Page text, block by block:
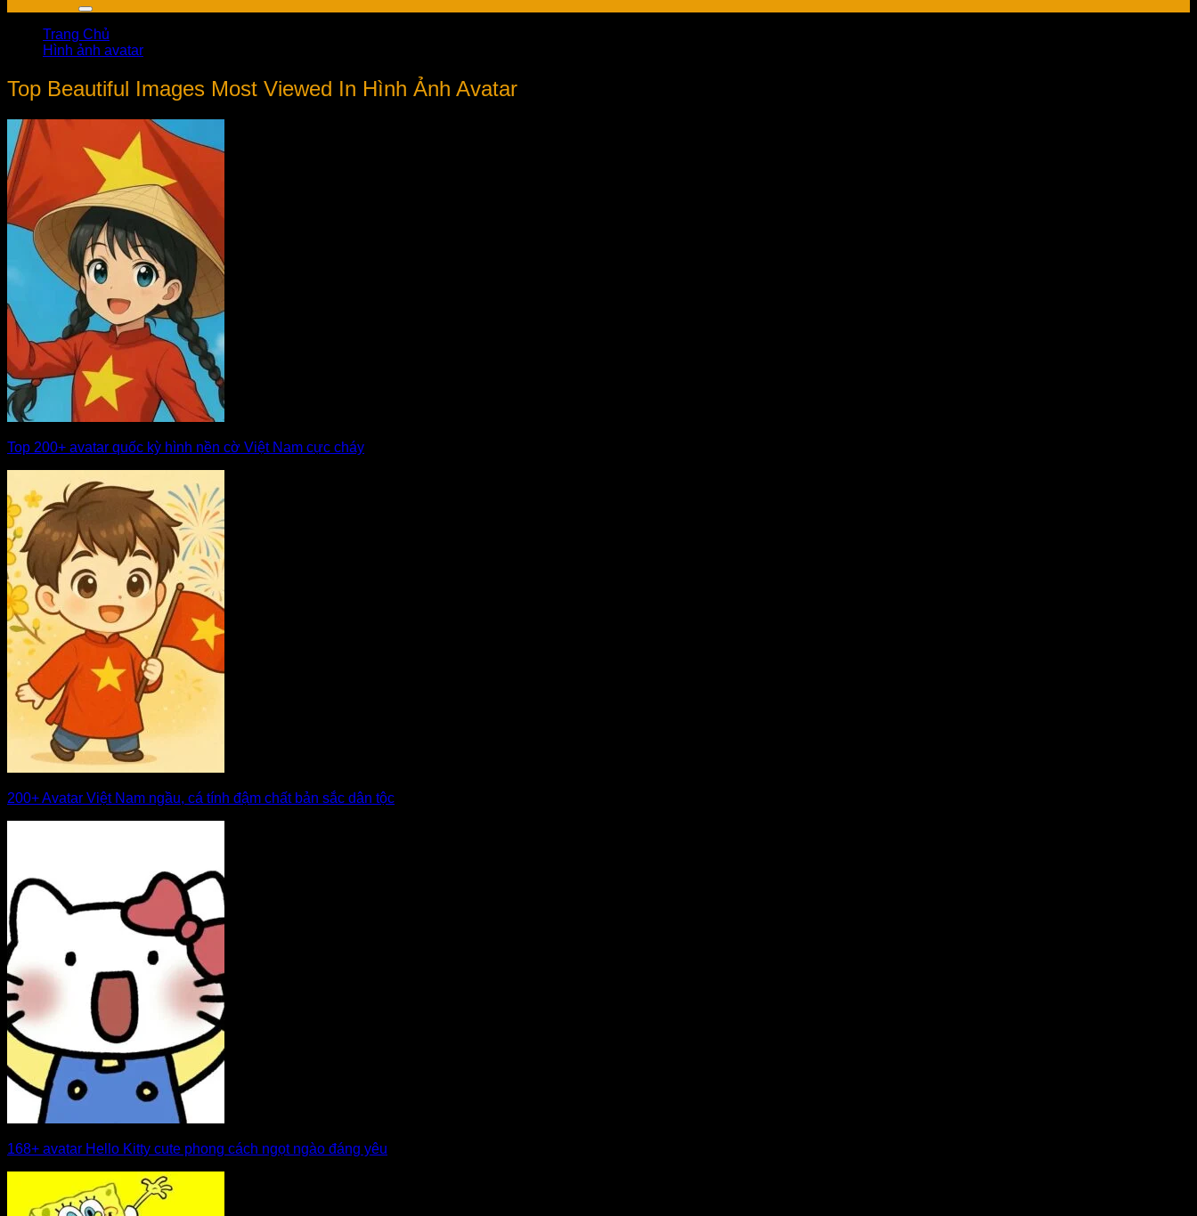
Trang Chủ
Hình ảnh avatar
Top Beautiful Images Most Viewed In Hình Ảnh Avatar
Top 200+ avatar quốc kỳ hình nền cờ Việt Nam cực cháy
200+ Avatar Việt Nam ngầu, cá tính đậm chất bản sắc dân tộc
168+ avatar Hello Kitty cute phong cách ngọt ngào đáng yêu